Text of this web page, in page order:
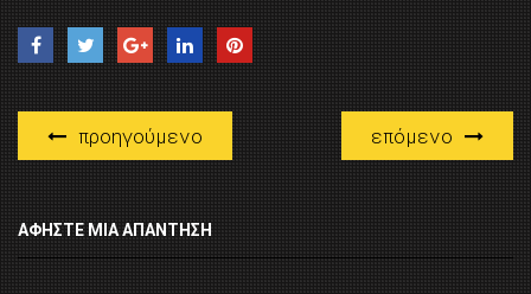
προηγούμενο επόμενο
ΑΦΉΣΤΕ ΜΙΑ ΑΠΆΝΤΗΣΗ